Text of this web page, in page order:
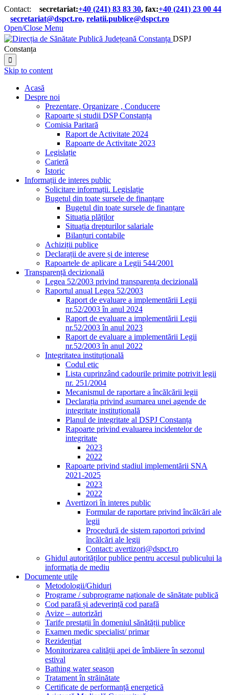
Contact: secretariat:+40 (241) 83 83 30, fax:+40 (241) 23 00 44
secretariat@dspct.ro, relatii.publice@dspct.ro
Open/Close Menu
DSPJ
Constanța

Skip to content
Acasă
Despre noi
Prezentare, Organizare , Conducere
Rapoarte și studii DSP Constanța
Comisia Paritară
Raport de Activitate 2024
Rapoarte de Activitate 2023
Legislație
Carieră
Istoric
Informații de interes public
Solicitare informații. Legislație
Bugetul din toate sursele de finanțare
Bugetul din toate sursele de finanțare
Situația plăților
Situația drepturilor salariale
Bilanțuri contabile
Achiziții publice
Declarații de avere și de interese
Rapoartele de aplicare a Legii 544/2001
Transparență decizională
Legea 52/2003 privind transparența decizională
Raportul anual Legea 52/2003
Raport de evaluare a implementării Legii
nr.52/2003 în anul 2024
Raport de evaluare a implementării Legii
nr.52/2003 în anul 2023
Raport de evaluare a implementării Legii
nr.52/2003 în anul 2022
Integritatea instituțională
Codul etic
Lista cuprinzând cadourile primite potrivit legii
nr. 251/2004
Mecanismul de raportare a încălcării legii
Declarația privind asumarea unei agende de
integritate instituțională
Planul de integritate al DSPJ Constanța
Rapoarte privind evaluarea incidentelor de
integritate
2023
2022
Rapoarte privind stadiul implementării SNA
2021-2025
2023
2022
Avertizori în interes public
Formular de raportare privind încălcări ale
legii
Procedură de sistem raportori privind
încălcări ale legii
Contact: avertizori@dspct.ro
Ghidul autorităților publice pentru accesul publicului la
informația de mediu
Documente utile
Metodologii/Ghiduri
Programe / subprograme naționale de sănătate publică
Cod parafă și adeverință cod parafă
Avize – autorizări
Tarife prestații în domeniul sănătății publice
Examen medic specialist/ primar
Rezidențiat
Monitorizarea calității apei de îmbăiere în sezonul
estival
Bathing water season
Tratament în străinătate
Certificate de performanță energetică